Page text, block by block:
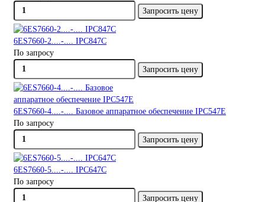
Запросить цену
6ES7660-2....-.... IPC847C
По запросу
Запросить цену
6ES7660-4....-.... Базовое аппаратное обеспечение IPC547E
По запросу
Запросить цену
6ES7660-5....-.... IPC647C
По запросу
Запросить цену